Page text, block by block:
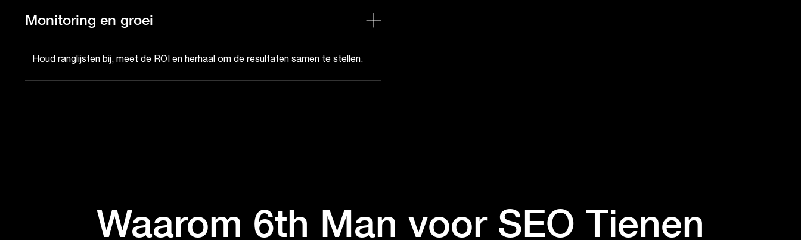
Monitoring en groei
Houd ranglijsten bij, meet de ROI en herhaal om de resultaten samen te stellen.
Waarom 6th Man voor SEO Tienen